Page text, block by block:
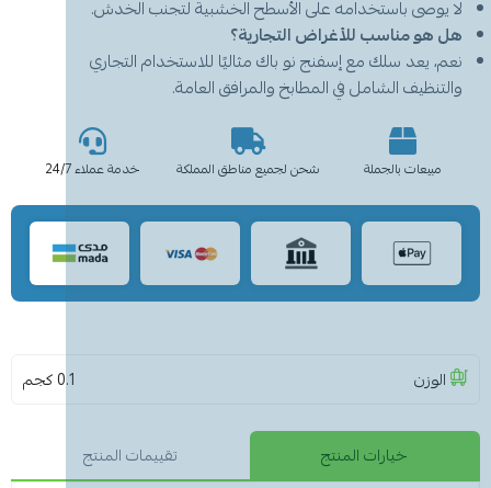
لا يوصى باستخدامه على الأسطح الخشبية لتجنب الخدش.
هل هو مناسب للأغراض التجارية؟
نعم، يعد سلك مع إسفنج نو باك مثاليًا للاستخدام التجاري
والتنظيف الشامل في المطابخ والمرافق العامة.
مبيعات بالجملة شحن لجميع مناطق المملكة خدمة عملاء 24/7
الوزن 0.1 كجم
خيارات المنتج تقييمات المنتج